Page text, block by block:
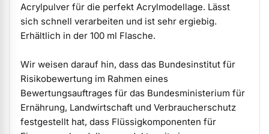
Acrylpulver für die perfekt Acrylmodellage. Lässt
sich schnell verarbeiten und ist sehr ergiebig.
Erhältlich in der 100 ml Flasche.
Wir weisen darauf hin, dass das Bundesinstitut für
Risikobewertung im Rahmen eines
Bewertungsauftrages für das Bundesministerium für
Ernährung, Landwirtschaft und Verbraucherschutz
festgestellt hat, dass Flüssigkomponenten für